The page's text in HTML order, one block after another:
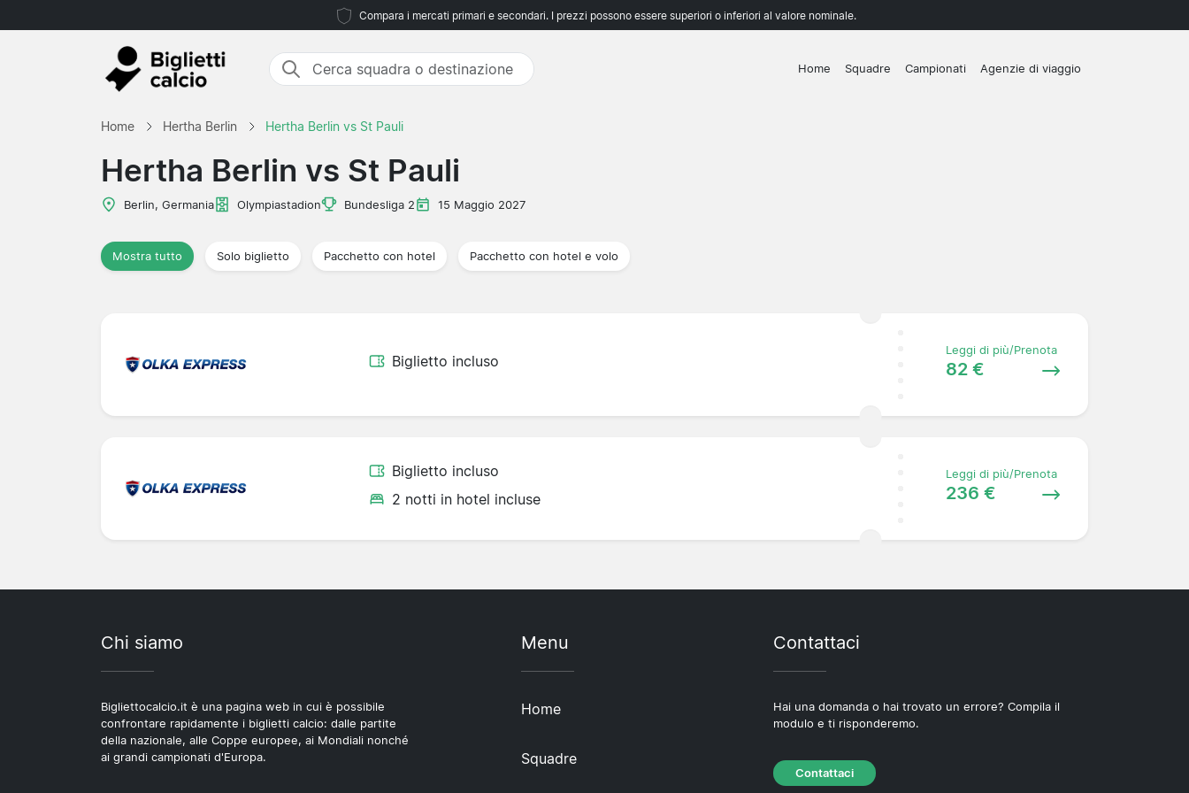
Compara i mercati primari e secondari. I prezzi possono essere superiori o inferiori al valore nominale.
Home Squadre Campionati Agenzie di viaggio
Home Hertha Berlin Hertha Berlin vs St Pauli
Hertha Berlin vs St Pauli
Berlin, Germania Olympiastadion Bundesliga 2 15 Maggio 2027
Mostra tutto Solo biglietto Pacchetto con hotel Pacchetto con hotel e volo
Biglietto incluso
Leggi di più/Prenota
82 €
Biglietto incluso
2 notti in hotel incluse
Leggi di più/Prenota
236 €
Chi siamo
Bigliettocalcio.it è una pagina web in cui è possibile
confrontare rapidamente i biglietti calcio: dalle partite
della nazionale, alle Coppe europee, ai Mondiali nonché
ai grandi campionati d'Europa.
Menu
Home
Squadre
Contattaci
Hai una domanda o hai trovato un errore? Compila il
modulo e ti risponderemo.
Contattaci